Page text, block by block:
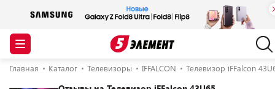
Главная Каталог Телевизоры IFFALCON Телевизор iFFalcon